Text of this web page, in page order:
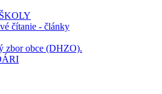
čítanie - články
zbor obce (DHZO).